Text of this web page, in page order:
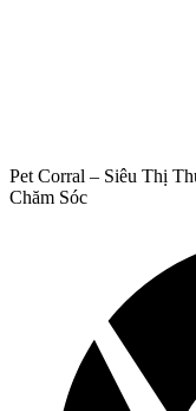
Pet Corral – Siêu Thị
Chăm Sóc